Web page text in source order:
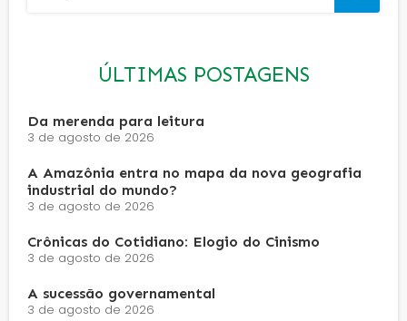
ÚLTIMAS POSTAGENS
Da merenda para leitura
3 de agosto de 2026
A Amazônia entra no mapa da nova geografia
industrial do mundo?
3 de agosto de 2026
Crônicas do Cotidiano: Elogio do Cinismo
3 de agosto de 2026
A sucessão governamental
3 de agosto de 2026